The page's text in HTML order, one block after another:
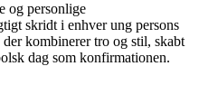
og personlige
skridt i enhver ung persons
kombinerer tro og stil, skabt
dag som konfirmationen.